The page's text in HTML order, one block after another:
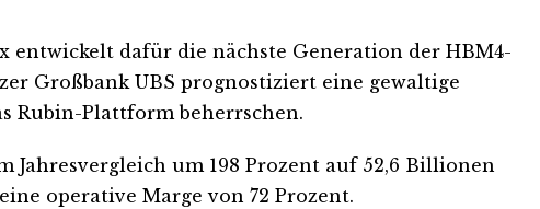
dafür die nächste Generation der HBM4-
Großbank UBS prognostiziert eine gewaltige
Rubin-Plattform beherrschen.
um 198 Prozent auf 52,6 Billionen
operative Marge von 72 Prozent.